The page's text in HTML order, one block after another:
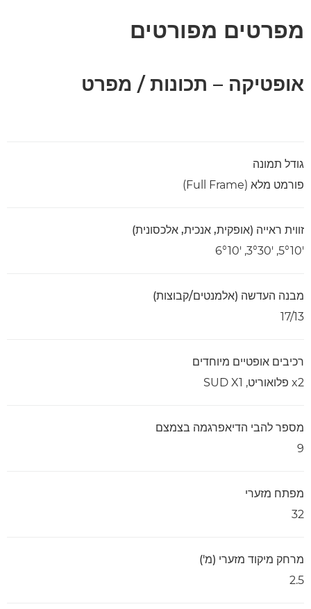
מפרטים מפורטים
אופטיקה – תכונות / מפרט
גודל תמונה
פורמט מלא (Full Frame)
זווית ראייה (אופקית, אנכית, אלכסונית)
‎5°10'‎,‏ ‎3°30'‎,‏ ‎6°10'‎
מבנה העדשה (אלמנטים/קבוצות)
17/13
רכיבים אופטיים מיוחדים
2‏x ‏פלואוריט,‏ 1‏X‏ SUD
מספר להבי הדיאפרגמה בצמצם
9
מפתח מזערי
32
מרחק מיקוד מזערי (מ')
2.5